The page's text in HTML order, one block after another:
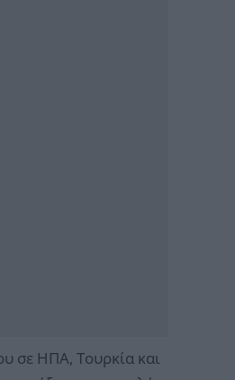
σε ΗΠΑ, Τουρκία και